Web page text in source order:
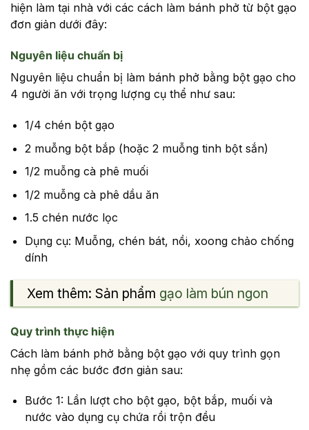
hiện làm tại nhà với các cách làm bánh phở từ bột gạo
đơn giản dưới đây:
Nguyên liệu chuẩn bị
Nguyên liệu chuẩn bị làm bánh phở bằng bột gạo cho
4 người ăn với trọng lượng cụ thể như sau:
1/4 chén bột gạo
2 muỗng bột bắp (hoặc 2 muỗng tinh bột sắn)
1/2 muỗng cà phê muối
1/2 muỗng cà phê dầu ăn
1.5 chén nước lọc
Dụng cụ: Muỗng, chén bát, nồi, xoong chảo chống
dính
Xem thêm: Sản phẩm gạo làm bún ngon
Quy trình thực hiện
Cách làm bánh phở bằng bột gạo với quy trình gọn
nhẹ gồm các bước đơn giản sau:
Bước 1: Lần lượt cho bột gạo, bột bắp, muối và
nước vào dụng cụ chứa rồi trộn đều